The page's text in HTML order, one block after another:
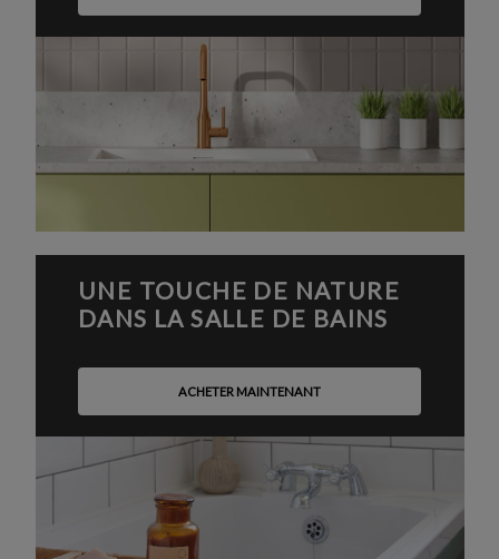
UNE TOUCHE DE NATURE
DANS LA SALLE DE BAINS
ACHETER MAINTENANT